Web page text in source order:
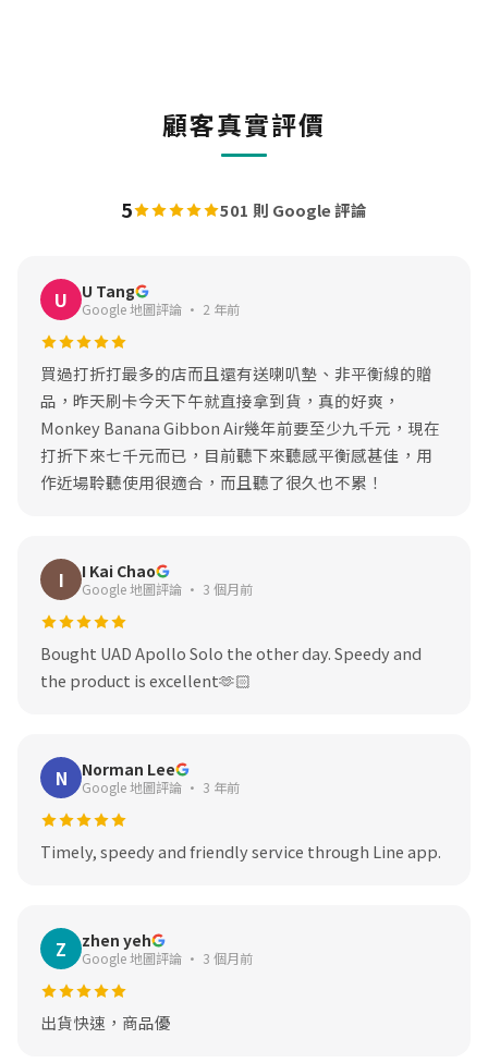
顧客真實評價
5 501 則 Google 評論
U U Tang
Google 地圖評論 · 2 年前
買過打折打最多的店而且還有送喇叭墊、非平衡線的贈
品，昨天刷卡今天下午就直接拿到貨，真的好爽，
Monkey Banana Gibbon Air幾年前要至少九千元，現在
打折下來七千元而已，目前聽下來聽感平衡感甚佳，用
作近場聆聽使用很適合，而且聽了很久也不累！
I I Kai Chao
Google 地圖評論 · 3 個月前
Bought UAD Apollo Solo the other day. Speedy and
the product is excellent🫶🏻
N Norman Lee
Google 地圖評論 · 3 年前
Timely, speedy and friendly service through Line app.
Z zhen yeh
Google 地圖評論 · 3 個月前
出貨快速，商品優